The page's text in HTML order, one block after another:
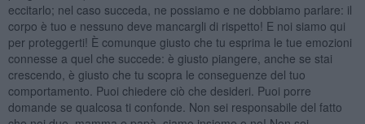
eccitarlo; nel caso succeda, ne possiamo e ne dobbiamo parlare: il
corpo è tuo e nessuno deve mancargli di rispetto! E noi siamo qui
per proteggerti! È comunque giusto che tu esprima le tue emozioni
connesse a quel che succede: è giusto piangere, anche se stai
crescendo, è giusto che tu scopra le conseguenze del tuo
comportamento. Puoi chiedere ciò che desideri. Puoi porre
domande se qualcosa ti confonde. Non sei responsabile del fatto